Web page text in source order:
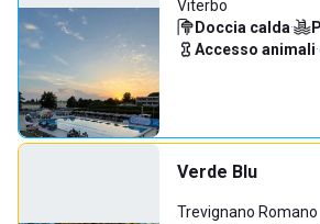
Viterbo
Doccia calda·
Accesso animali·
Verde Blu
Trevignano Romano